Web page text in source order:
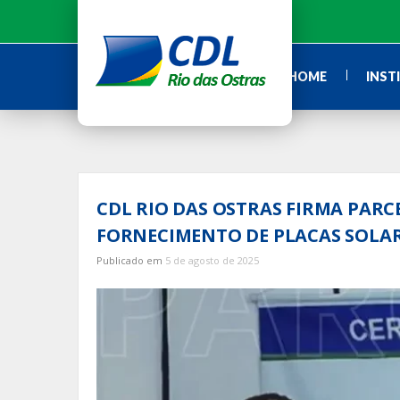
o
HOME
CDL RIO DAS OSTRAS FIRMA
FORNECIMENTO DE PLACAS
Publicado em 5 de agosto de 2025